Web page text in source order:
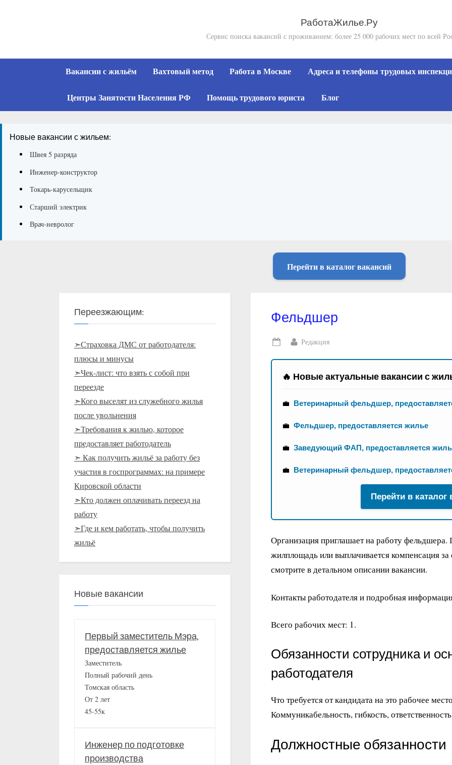
РаботаЖилье.Ру
Сервис поиска вакансий с проживанием: более 25 000 рабочих мест по всей
Вакансии с жильём Вахтовый метод Работа в Москве Адреса и телефоны трудовых
Центры Занятости Населения РФ Помощь трудового юриста Блог
Новые вакансии с жильем:
Швея 5 разряда
Инженер-конструктор
Токарь-карусельщик
Старший электрик
Врач-невролог
Перейти в каталог вакансий
Фельдшер
Posted
on
By
Редакция
🔥 Новые актуальные вакансии с
💼 Ветеринарный фельдшер,
💼 Фельдшер, предоставляется жилье
💼 Заведующий ФАП, предоставляется
💼 Ветеринарный фельдшер,
Перейти в каталог
Организация приглашает на работу фельдшера.
жилплощадь или выплачивается компенсация
смотрите в детальном описании вакансии.
Контакты работодателя и подробная
Всего рабочих мест: 1.
Обязанности сотрудника и
работодателя
Что требуется от кандидата на это рабочее
Коммуникабельность, гибкость,
Должностные обязанности
Переезжающим:
➣Страховка ДМС от работодателя:
плюсы и минусы
➣Чек-лист: что взять с собой при
переезде
➣Кого выселят из служебного жилья
после увольнения
➣Требования к жилью, которое
предоставляет работодатель
➣ Как получить жильё за работу без
участия в госпрограммах: на примере
Кировской области
➣Кто должен оплачивать переезд на
работу
➣Где и кем работать, чтобы получить
жильё
Новые вакансии
Первый заместитель Мэра,
предоставляется жилье
Заместитель
Полный рабочий день
Томская область
От 2 лет
45-55к
Инженер по подготовке
производства